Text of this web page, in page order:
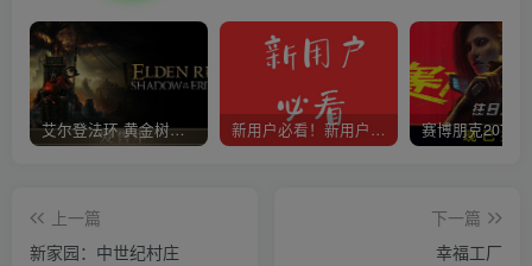
艾尔登法环 黄金树幽影 新用户必看！新用户必看！新用户必看！！！
上一篇
新家园：中世纪村庄
下一篇
幸福工厂